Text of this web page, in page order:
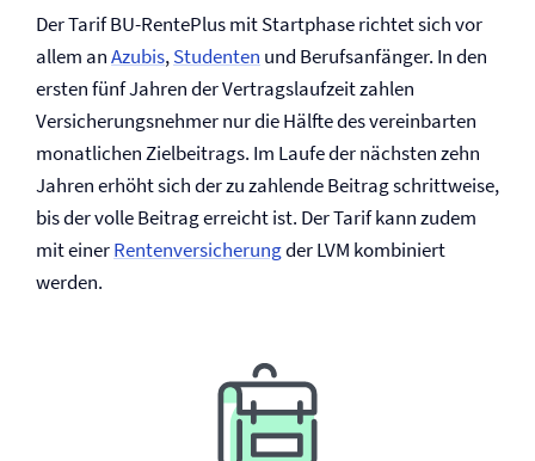
Der Tarif BU-RentePlus mit Startphase richtet sich vor
allem anAzubis,Studenten und Berufsanfänger. In den
ersten fünf Jahren der Vertragslaufzeit zahlen
Versicherungsnehmer nur die Hälfte des vereinbarten
monatlichen Zielbeitrags. Im Laufe der nächsten zehn
Jahren erhöht sich der zu zahlende Beitrag schrittweise,
bis der volle Beitrag erreicht ist. Der Tarif kann zudem
mit einerRenten­versicherungder LVM kombiniert
werden.